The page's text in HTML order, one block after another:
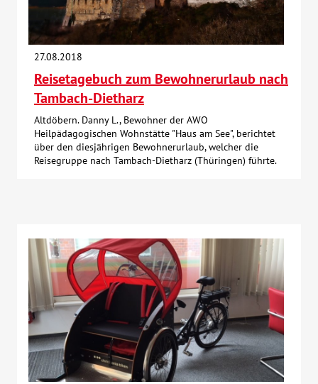
27.08.2018
Reisetagebuch zum Bewohnerurlaub nach
Tambach-Dietharz
Altdöbern. Danny L., Bewohner der AWO
Heilpädagogischen Wohnstätte "Haus am See", berichtet
über den diesjährigen Bewohnerurlaub, welcher die
Reisegruppe nach Tambach-Dietharz (Thüringen) führte.